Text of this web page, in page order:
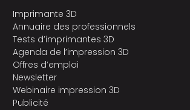
Imprimante 3D
Annuaire des professionnels
Tests d’imprimantes 3D
Agenda de l’impression 3D
Offres d’emploi
Newsletter
Webinaire impression 3D
Publicité